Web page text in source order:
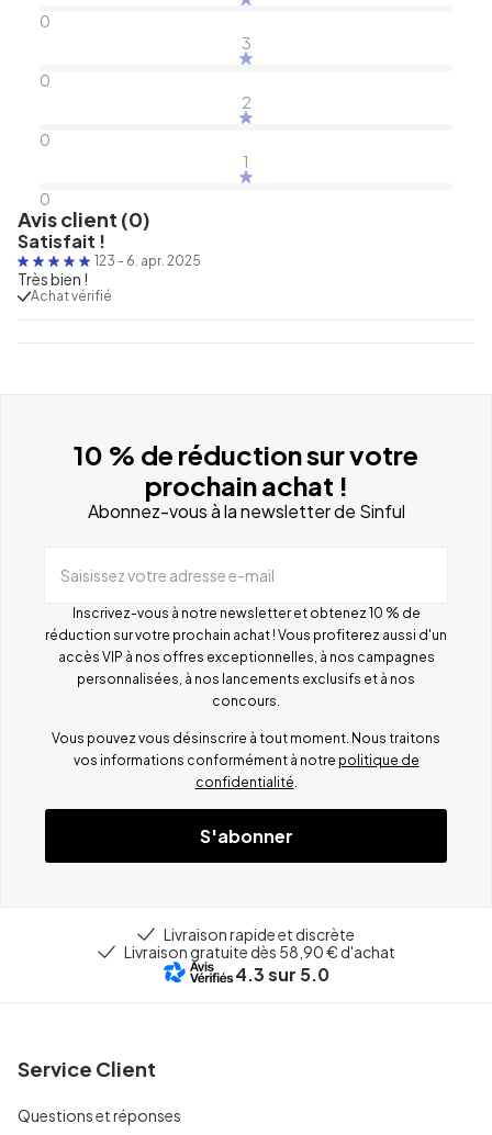
0
3
0
2
0
1
0
Avis client (0)
Satisfait !
123 - 6. apr. 2025
Très bien !
Achat vérifié
10 % de réduction sur votre
prochain achat !
Abonnez-vous à la newsletter de Sinful
Saisissez votre adresse e-mail
Inscrivez-vous à notre newsletter et obtenez 10 % de
réduction sur votre prochain achat ! Vous profiterez aussi d'un
accès VIP à nos offres exceptionnelles, à nos campagnes
personnalisées, à nos lancements exclusifs et à nos
concours.
Vous pouvez vous désinscrire à tout moment. Nous traitons
vos informations conformément à notre politique de
confidentialité
S'abonner
Livraison rapide et discrète
Livraison gratuite dès 58,90 € d'achat
4.3sur 5.0
Service Client
Questions et réponses